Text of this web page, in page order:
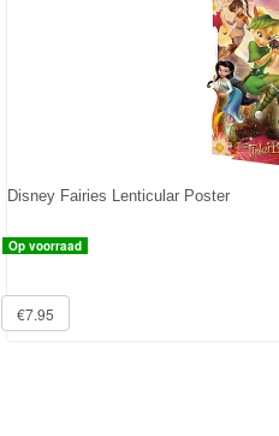
Minions
Ben
10
Disney Fairies Lenticular Poster
Op voorraad
€7.95